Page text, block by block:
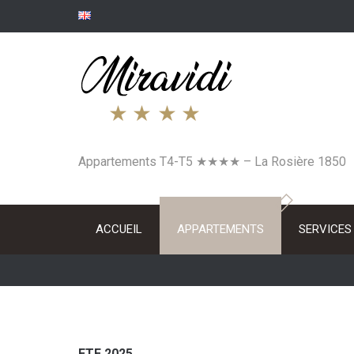
Appartements T4-T5 ★★★★ – La Rosière 1850
ACCUEIL APPARTEMENTS SERVICES